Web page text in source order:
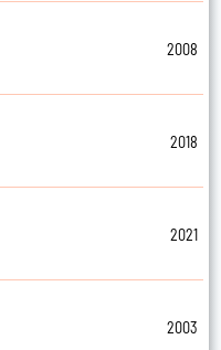
2008
2018
2021
2003